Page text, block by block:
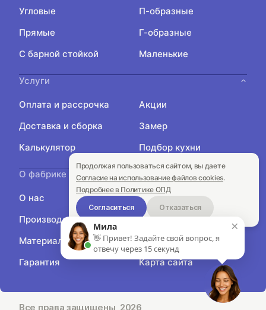
Угловые
П-образные
Прямые
Г-образные
С барной стойкой
Маленькие
Услуги
Оплата и рассрочка
Акции
Доставка и сборка
Замер
Калькулятор
Подбор кухни
О фабрике
О нас
Контакты
Производство
Блог
Материалы
Отзывы
Гарантия
Карта сайта
Все права защищены, 2026
Продолжая пользоваться сайтом, вы даете
Согласие на использование файлов cookies.
Подробнее в Политике ОПД
Согласиться
Отказаться
×
Мила
👋 Привет! Задайте свой вопрос, я
отвечу через 15 секунд